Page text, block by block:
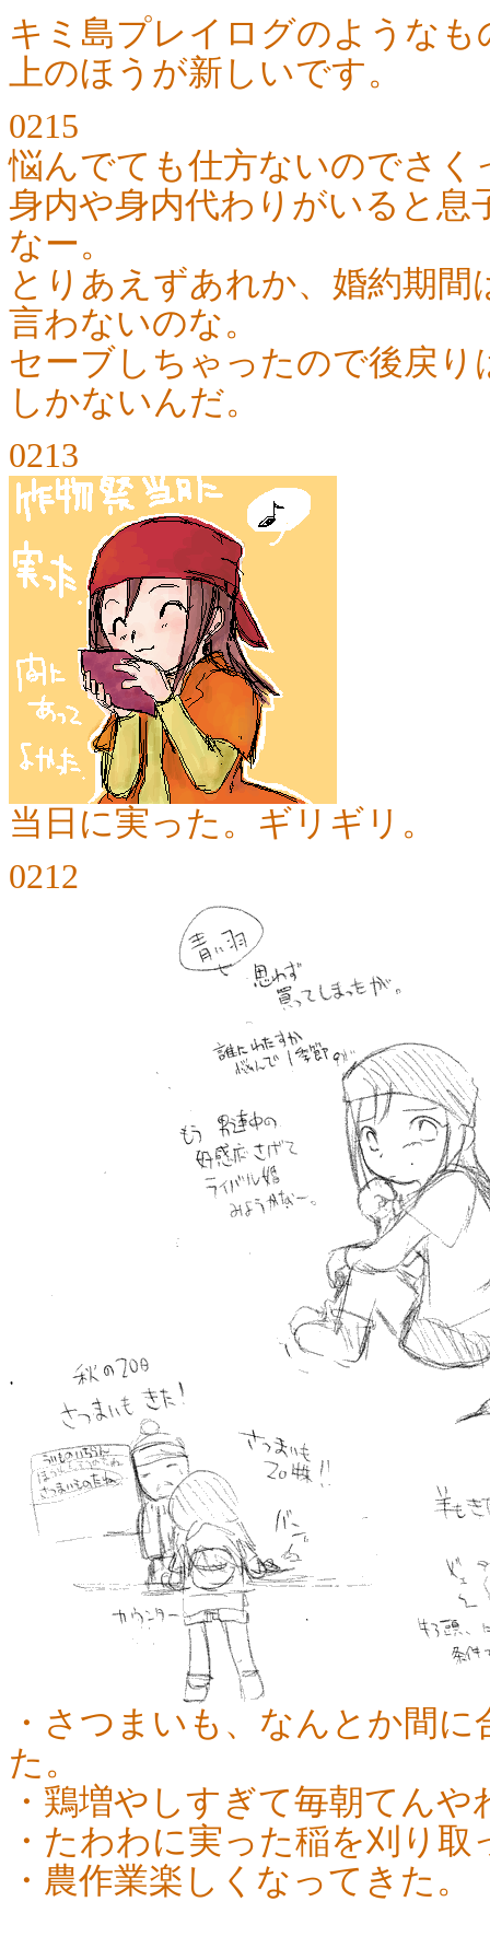
キミ島プレイログのようなも
上のほうが新しいです。
0215
悩んでても仕方ないのでさ
身内や身内代わりがいると
なー。
とりあえずあれか、婚約期
言わないのな。
セーブしちゃったので後戻
しかないんだ。
0213
当日に実った。ギリギリ。
0212
・さつまいも、なんとか間
た。
・鶏増やしすぎて毎朝てんや
・たわわに実った稲を刈り
・農作業楽しくなってきた。